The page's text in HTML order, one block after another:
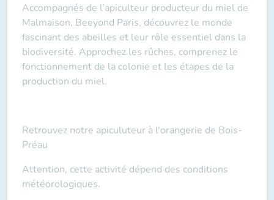
Accompagnés de l’apiculteur producteur du miel de
Malmaison, Beeyond Paris, découvrez le monde
fascinant des abeilles et leur rôle essentiel dans la
biodiversité. Approchez les rûches, comprenez le
fonctionnement de la colonie et les étapes de la
production du miel.
Retrouvez notre apiculuteur à l'orangerie de Bois-
Préau
Attention, cette activité dépend des conditions
météorologiques.